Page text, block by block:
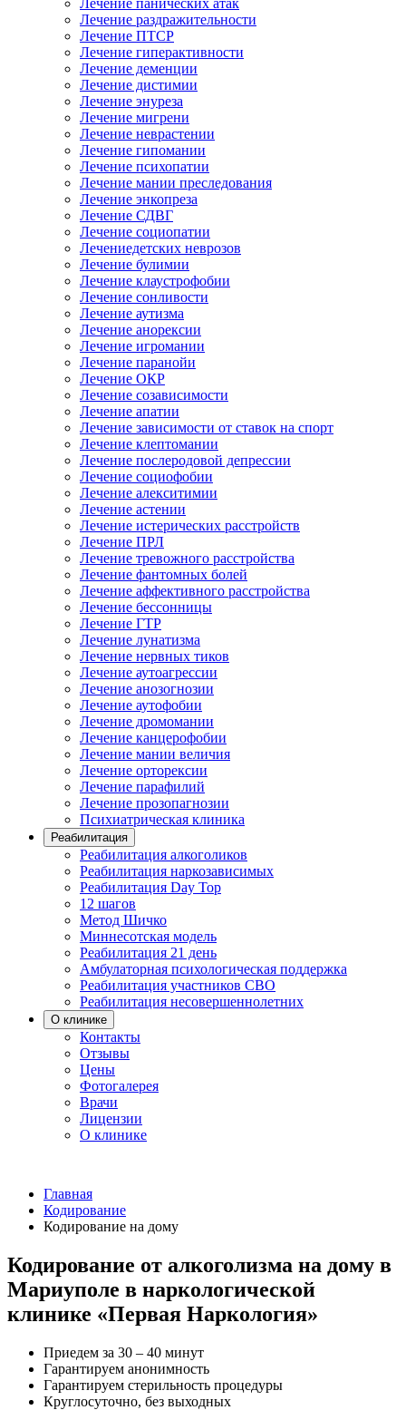
Лечение панических атак
Лечение раздражительности
Лечение ПТСР
Лечение гиперактивности
Лечение деменции
Лечение дистимии
Лечение энуреза
Лечение мигрени
Лечение неврастении
Лечение гипомании
Лечение психопатии
Лечение мании преследования
Лечение энкопреза
Лечение СДВГ
Лечение социопатии
Лечениедетских неврозов
Лечение булимии
Лечение клаустрофобии
Лечение сонливости
Лечение аутизма
Лечение анорексии
Лечение игромании
Лечение паранойи
Лечение ОКР
Лечение созависимости
Лечение апатии
Лечение зависимости от ставок на спорт
Лечение клептомании
Лечение послеродовой депрессии
Лечение социофобии
Лечение алекситимии
Лечение астении
Лечение истерических расстройств
Лечение ПРЛ
Лечение тревожного расстройства
Лечение фантомных болей
Лечение аффективного расстройства
Лечение бессонницы
Лечение ГТР
Лечение лунатизма
Лечение нервных тиков
Лечение аутоагрессии
Лечение анозогнозии
Лечение аутофобии
Лечение дромомании
Лечение канцерофобии
Лечение мании величия
Лечение орторексии
Лечение парафилий
Лечение прозопагнозии
Психиатрическая клиника
Реабилитация
Реабилитация алкоголиков
Реабилитация наркозависимых
Реабилитация Day Top
12 шагов
Метод Шичко
Миннесотская модель
Реабилитация 21 день
Амбулаторная психологическая поддержка
Реабилитация участников СВО
Реабилитация несовершеннолетних
О клинике
Контакты
Отзывы
Цены
Фотогалерея
Врачи
Лицензии
О клинике
Главная
Кодирование
Кодирование на дому
Кодирование от алкоголизма на дому в
Мариуполе в наркологической
клинике «Первая Наркология»
Приедем за 30 – 40 минут
Гарантируем анонимность
Гарантируем стерильность процедуры
Круглосуточно, без выходных